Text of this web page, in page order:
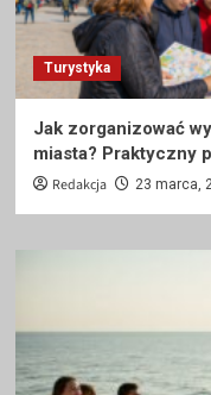
Turystyka
Jak zorganizować
miasta? Praktyczny
Redakcja 23 marca,